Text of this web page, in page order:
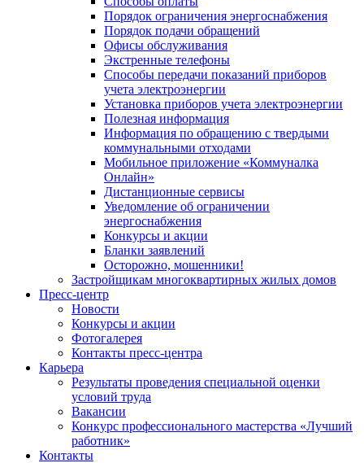
Порядок ограничения энергоснабжения
Порядок подачи обращений
Офисы обслуживания
Экстренные телефоны
Способы передачи показаний приборов
учета электроэнергии
Установка приборов учета электроэнергии
Полезная информация
Информация по обращению с твердыми
коммунальными отходами
Мобильное приложение «Коммуналка
Онлайн»
Дистанционные сервисы
Уведомление об ограничении
энергоснабжения
Конкурсы и акции
Бланки заявлений
Осторожно, мошенники!
Застройщикам многоквартирных жилых домов
Пресс-центр
Новости
Конкурсы и акции
Фотогалерея
Контакты пресс-центра
Карьера
Результаты проведения специальной оценки
условий труда
Вакансии
Конкурс профессионального мастерства «Лучший
работник»
Контакты